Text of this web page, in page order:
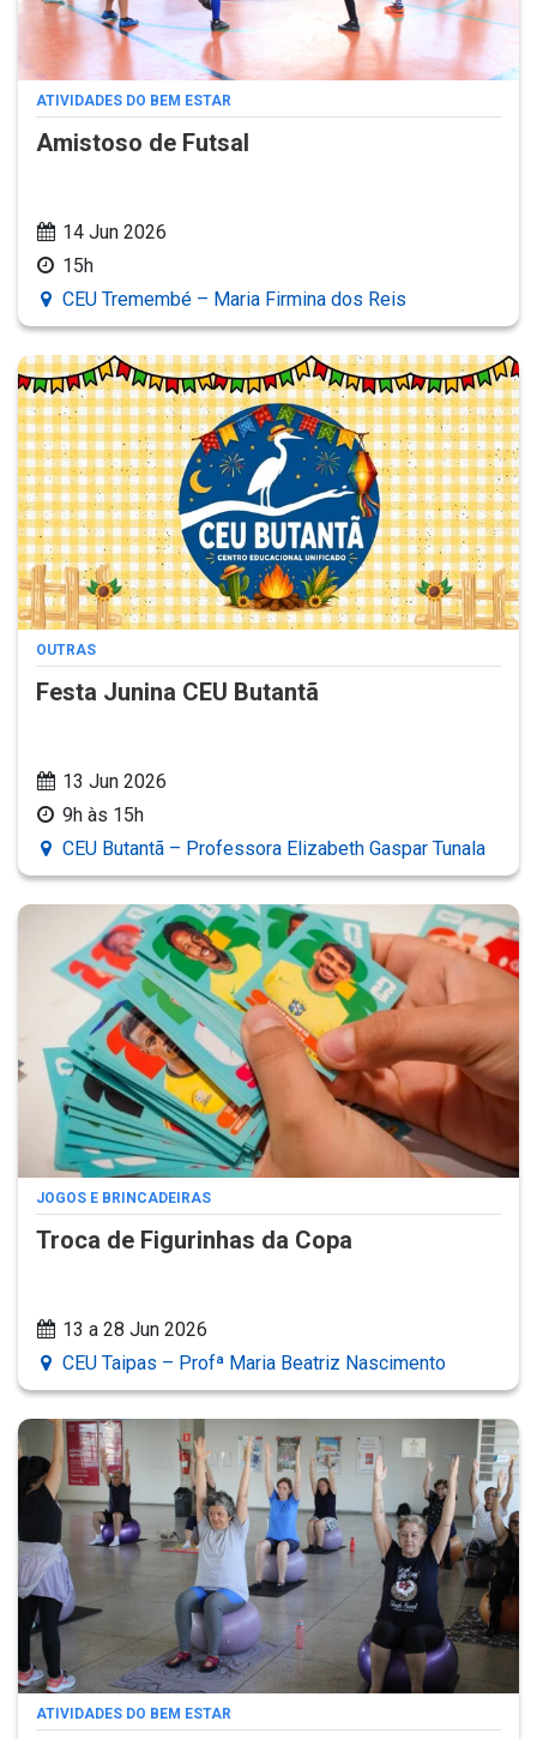
ATIVIDADES DO BEM ESTAR
Amistoso de Futsal
14 Jun 2026
15h
CEU Tremembé – Maria Firmina dos Reis
OUTRAS
Festa Junina CEU Butantã
13 Jun 2026
9h às 15h
CEU Butantã – Professora Elizabeth Gaspar Tunala
JOGOS E BRINCADEIRAS
Troca de Figurinhas da Copa
13 a 28 Jun 2026
CEU Taipas – Profª Maria Beatriz Nascimento
ATIVIDADES DO BEM ESTAR